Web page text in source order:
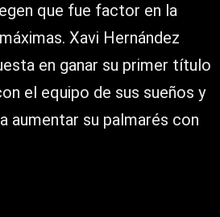
que fue factor en la
Xavi Hernández
en ganar su primer título
el equipo de sus sueños y
aumentar su palmarés con